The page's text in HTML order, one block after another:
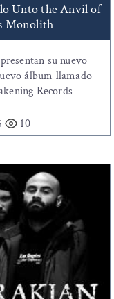
Unto the Anvil of
Monolith
su nuevo
álbum llamado
Records
10